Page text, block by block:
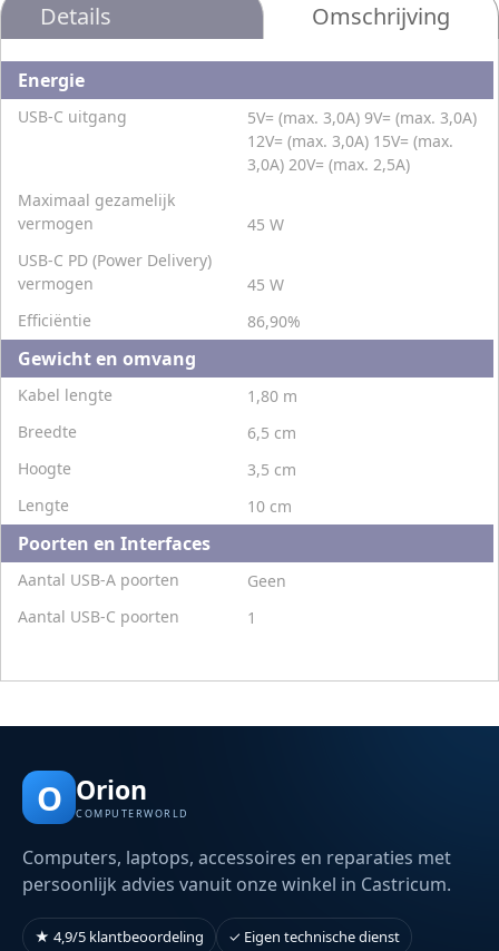
Details Omschrijving
Energie
USB-C uitgang
5V= (max. 3,0A) 9V= (max. 3,0A)
12V= (max. 3,0A) 15V= (max.
3,0A) 20V= (max. 2,5A)
Maximaal gezamelijk
vermogen
45 W
USB-C PD (Power Delivery)
vermogen
45 W
Efficiëntie
86,90%
Gewicht en omvang
Kabel lengte
1,80 m
Breedte
6,5 cm
Hoogte
3,5 cm
Lengte
10 cm
Poorten en Interfaces
Aantal USB-A poorten
Geen
Aantal USB-C poorten
1
O Orion
COMPUTERWORLD
Computers, laptops, accessoires en reparaties met
persoonlijk advies vanuit onze winkel in Castricum.
★ 4,9/5 klantbeoordeling ✓ Eigen technische dienst